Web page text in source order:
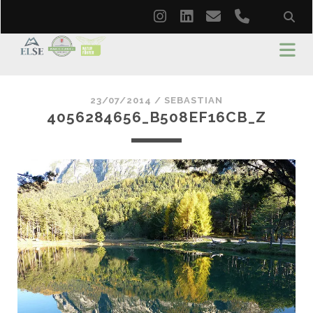
instagram
linkedin
emailphone
23/07/2014 / SEBASTIAN
4056284656_B508EF16CB_Z